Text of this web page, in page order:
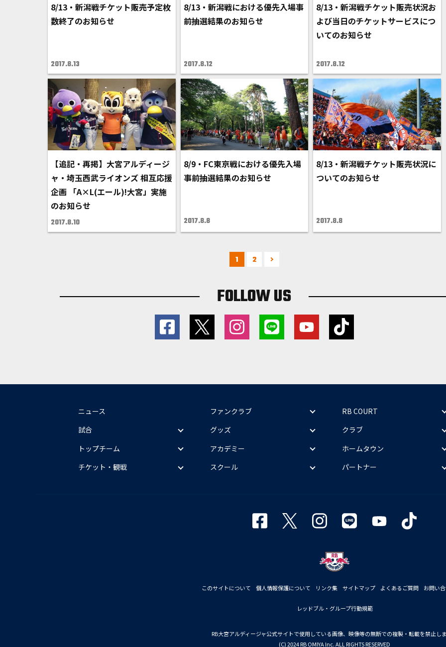
8/13・新潟戦チケット販売予定枚
数終了のお知らせ
2017.8.13
8/13・新潟戦における優先入場事
前抽選結果のお知らせ
2017.8.12
8/13・新潟戦チケット販売状況お
よび当日のチケットサービスにつ
いてのお知らせ
2017.8.12
【追記・再掲】大宮アルディージ
ャ・埼玉西武ライオンズ 相互応援
企画 「A×L(エール)!大宮」実施
のお知らせ
2017.8.10
8/9・FC東京戦における優先入場
事前抽選結果のお知らせ
2017.8.8
8/13・新潟戦チケット販売状況に
ついてのお知らせ
2017.8.8
1 2
FOLLOW US
ニュース
試合
トップチーム
チケット・観戦
ファンクラブ
グッズ
アカデミー
スクール
RB COURT
クラブ
ホームタウン
パートナー
このサイトについて 個人情報保護について リンク集 サイトマップ よくあるご質問 お問い
レッドブル・グループ行動規範
RB大宮アルディージャ公式サイトで使用している画像、映像等の無断での複製・転載を禁止し
(C) 2024 RB OMIYA Inc. ALL RIGHTS RESERVED